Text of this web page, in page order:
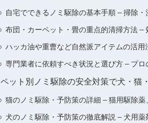
自宅でできるノミ駆除の基本手順 – 掃除
布団・カーペット・畳の重点的清掃方法 –
ハッカ油や重曹など自然派アイテムの活
専門業者に依頼すべき状況と選び方 – プ
ペット別ノミ駆除の安全対策で犬・猫
猫のノミ駆除・予防策の詳細 – 猫用駆除
犬のノミ駆除・予防策の徹底解説 – 犬用